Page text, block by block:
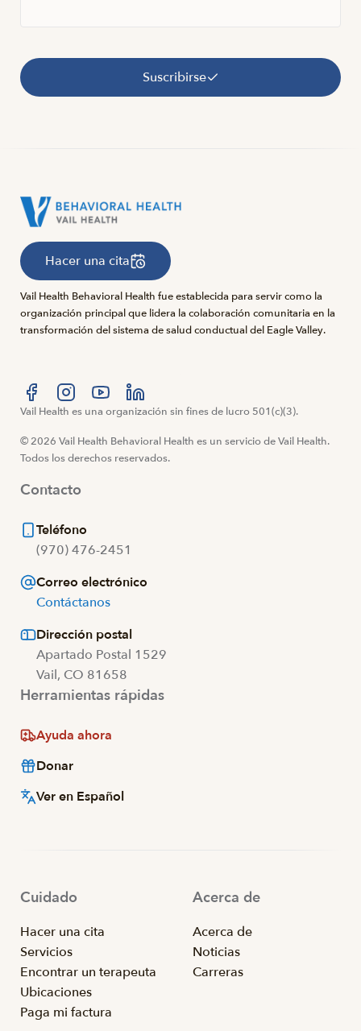
Suscribirse
Hacer una cita
Vail Health Behavioral Health fue establecida para servir como la
organización principal que lidera la colaboración comunitaria en la
transformación del sistema de salud conductual del Eagle Valley.
Visítanos en Facebook
Visítanos en Instagram
Visítanos en YouTube
Visítanos en LinkedIn
Vail Health es una organización sin fines de lucro 501(c)(3).
© 2026 Vail Health Behavioral Health es un servicio de Vail Health.
Todos los derechos reservados.
Contacto
Teléfono
(970) 476-2451
Correo electrónico
Contáctanos
Dirección postal
Apartado Postal 1529
Vail, CO 81658
Herramientas rápidas
Ayuda ahora
Donar
Ver en Español
Cuidado
Hacer una cita
Servicios
Encontrar un terapeuta
Ubicaciones
Paga mi factura
Acerca de
Acerca de
Noticias
Carreras